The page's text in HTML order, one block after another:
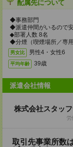
配属先について
◆事務部門
◆派遣仲間がいるので安
◆部署人数 8名
◆分煙（喫煙場所／専用
男女比 男性4・女性6
平均年齢 39歳
派遣会社情報
株式会社スタッ
労
取引先事業所数